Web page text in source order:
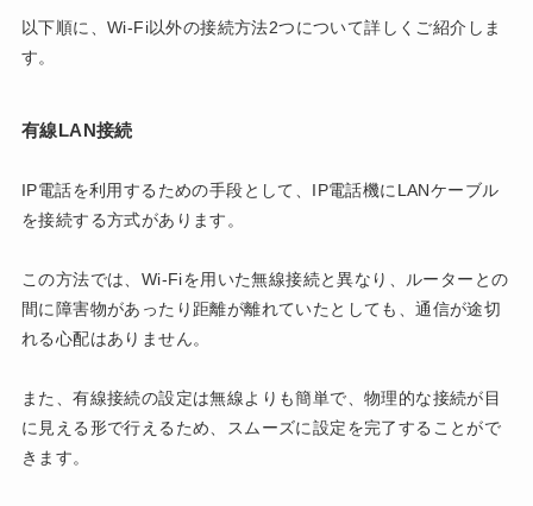
以下順に、Wi-Fi以外の接続方法2つについて詳しくご紹介しま
す。
有線LAN接続
IP電話を利用するための手段として、IP電話機にLANケーブル
を接続する方式があります。
この方法では、Wi-Fiを用いた無線接続と異なり、ルーターとの
間に障害物があったり距離が離れていたとしても、通信が途切
れる心配はありません。
また、有線接続の設定は無線よりも簡単で、物理的な接続が目
に見える形で行えるため、スムーズに設定を完了することがで
きます。